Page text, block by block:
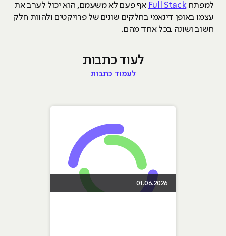
למפתחFull Stack אף פעם לא משעמם, הוא יכול לערב את
עצמו באופן דינאמי בחלקים שונים של פרויקטים ולהוות חלק
חשוב ושונה בכל אחד מהם.
לעוד כתבות
לעמוד כתבות
01.06.2026